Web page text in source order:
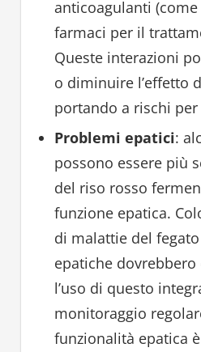
anticoagulanti
farmaci per il
Queste interazioni
o diminuire l’effetto
portando a rischi
Problemi epatici:
possono essere più
del riso rosso
funzione epatica.
di malattie del
epatiche
l’uso di questo
monitoraggio
funzionalità epatica